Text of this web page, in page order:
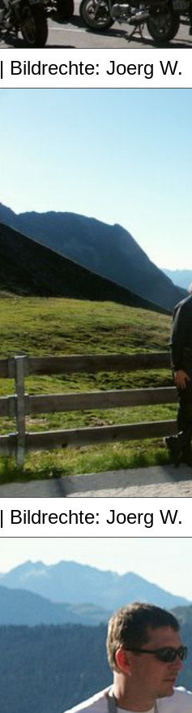
| Bildrechte: Joerg W.
| Bildrechte: Joerg W.